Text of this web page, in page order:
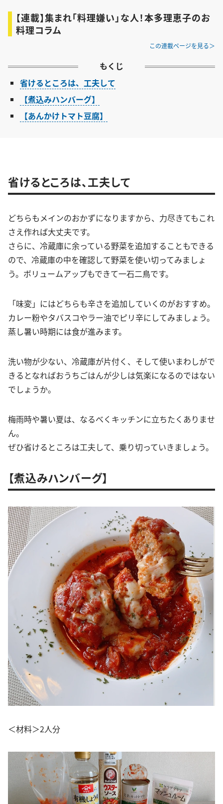
【連載】集まれ「料理嫌い」な人！本多理恵子のお
料理コラム
この連載ページを見る
もくじ
省けるところは、工夫して
【煮込みハンバーグ】
【あんかけトマト豆腐】
省けるところは、工夫して
どちらもメインのおかずになりますから、力尽きてもこれ
さえ作れば大丈夫です。
さらに、冷蔵庫に余っている野菜を追加することもできる
ので、冷蔵庫の中を確認して野菜を使い切ってみましょ
う。ボリュームアップもできて一石二鳥です。
「味変」にはどちらも辛さを追加していくのがおすすめ。
カレー粉やタバスコやラー油でピリ辛にしてみましょう。
蒸し暑い時期には食が進みます。
洗い物が少ない、冷蔵庫が片付く、そして使いまわしがで
きるとなればおうちごはんが少しは気楽になるのではない
でしょうか。
梅雨時や暑い夏は、なるべくキッチンに立ちたくありませ
ん。
ぜひ省けるところは工夫して、乗り切っていきましょう。
【煮込みハンバーグ】
＜材料＞2人分